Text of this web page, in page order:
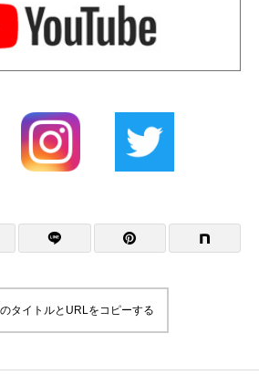
タイトルとURLをコピーする